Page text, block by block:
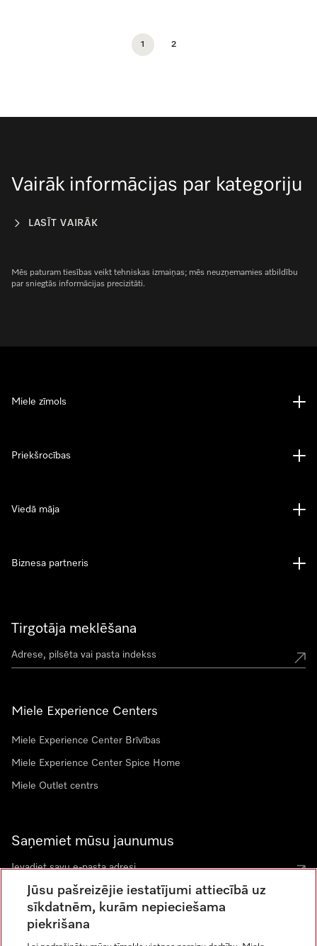
1 2
Vairāk informācijas par kategoriju
LASĪT VAIRĀK
Mēs paturam tiesības veikt tehniskas izmaiņas; mēs neuzņemamies atbildību
par sniegtās informācijas precizitāti.
Tirgotāja meklēšana
Miele Experience Centers
Miele Experience Center Brīvības
Miele Experience Center Spice Home
Miele Outlet centrs
Saņemiet mūsu jaunumus
Miele zīmols
Priekšrocības
Viedā māja
Biznesa partneris
Jūsu pašreizējie iestatījumi attiecībā uz
sīkdatnēm, kurām nepieciešama
piekrišana